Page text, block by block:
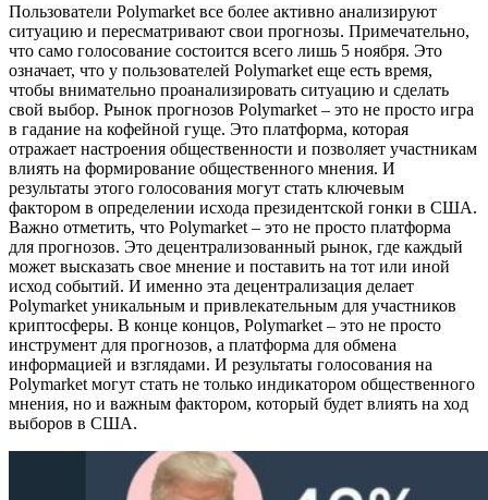
Пользователи Polymarket все более активно анализируют
ситуацию и пересматривают свои прогнозы. Примечательно,
что само голосование состоится всего лишь 5 ноября. Это
означает, что у пользователей Polymarket еще есть время,
чтобы внимательно проанализировать ситуацию и сделать
свой выбор. Рынок прогнозов Polymarket – это не просто игра
в гадание на кофейной гуще. Это платформа, которая
отражает настроения общественности и позволяет участникам
влиять на формирование общественного мнения. И
результаты этого голосования могут стать ключевым
фактором в определении исхода президентской гонки в США.
Важно отметить, что Polymarket – это не просто платформа
для прогнозов. Это децентрализованный рынок, где каждый
может высказать свое мнение и поставить на тот или иной
исход событий. И именно эта децентрализация делает
Polymarket уникальным и привлекательным для участников
криптосферы. В конце концов, Polymarket – это не просто
инструмент для прогнозов, а платформа для обмена
информацией и взглядами. И результаты голосования на
Polymarket могут стать не только индикатором общественного
мнения, но и важным фактором, который будет влиять на ход
выборов в США.